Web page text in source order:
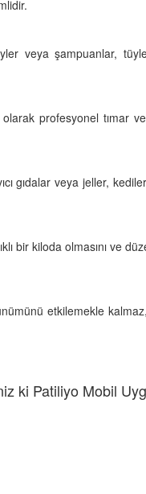
veya şampuanlar,
profesyonel tımar
gıdalar veya jeller,
bir kiloda olmasını ve
etkilemekle
ki Patiliyo Mobil